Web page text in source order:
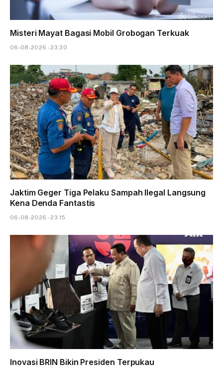
Misteri Mayat Bagasi Mobil Grobogan Terkuak
06-08-2026 - 23.30
Jaktim Geger Tiga Pelaku Sampah Ilegal Langsung
Kena Denda Fantastis
06-08-2026 - 23.15
Inovasi BRIN Bikin Presiden Terpukau